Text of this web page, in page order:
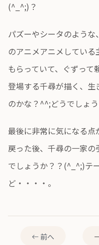
(^_^;)？
パズーやシータのよう
のアニメアニメしてい
もらっていて、ぐずって
登場する千尋が描く、
のかな？^^;どうでしょう
最後に非常に気になる
戻った後、千尋の一家
でしょうか？？(^_^;)テ
ど・・・・。
前へ